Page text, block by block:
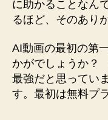
に助かることなん
るほど、そのあり
AI動画の最初の第
かがでしょうか？
最強だと思ってい
す。最初は無料プ